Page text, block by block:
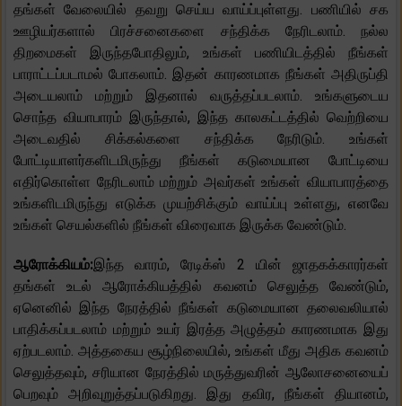
தங்கள் வேலையில் தவறு செய்ய வாய்ப்புள்ளது. பணியில் சக
ஊழியர்களால் பிரச்சனைகளை சந்திக்க நேரிடலாம். நல்ல
திறமைகள் இருந்தபோதிலும், உங்கள் பணியிடத்தில் நீங்கள்
பாராட்டப்படாமல் போகலாம். இதன் காரணமாக நீங்கள் அதிருப்தி
அடையலாம் மற்றும் இதனால் வருத்தப்படலாம். உங்களுடைய
சொந்த வியாபாரம் இருந்தால், இந்த காலகட்டத்தில் வெற்றியை
அடைவதில் சிக்கல்களை சந்திக்க நேரிடும். உங்கள்
போட்டியாளர்களிடமிருந்து நீங்கள் கடுமையான போட்டியை
எதிர்கொள்ள நேரிடலாம் மற்றும் அவர்கள் உங்கள் வியாபாரத்தை
உங்களிடமிருந்து எடுக்க முயற்சிக்கும் வாய்ப்பு உள்ளது, எனவே
உங்கள் செயல்களில் நீங்கள் விரைவாக இருக்க வேண்டும்.
ஆரோக்கியம்:இந்த வாரம், ரேடிக்ஸ் 2 யின் ஜாதகக்காரர்கள்
தங்கள் உடல் ஆரோக்கியத்தில் கவனம் செலுத்த வேண்டும்,
ஏனெனில் இந்த நேரத்தில் நீங்கள் கடுமையான தலைவலியால்
பாதிக்கப்படலாம் மற்றும் உயர் இரத்த அழுத்தம் காரணமாக இது
ஏற்படலாம். அத்தகைய சூழ்நிலையில், உங்கள் மீது அதிக கவனம்
செலுத்தவும், சரியான நேரத்தில் மருத்துவரின் ஆலோசனையைப்
பெறவும் அறிவுறுத்தப்படுகிறது. இது தவிர, நீங்கள் தியானம்,